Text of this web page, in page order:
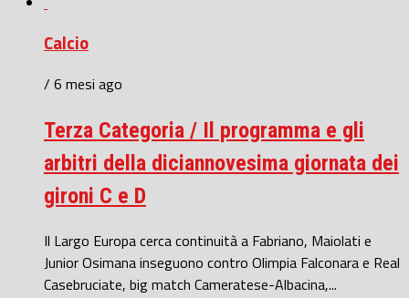
Calcio
/ 6 mesi ago
Terza Categoria / Il programma e gli
arbitri della diciannovesima giornata dei
gironi C e D
Il Largo Europa cerca continuità a Fabriano, Maiolati e
Junior Osimana inseguono contro Olimpia Falconara e Real
Casebruciate, big match Cameratese-Albacina,...